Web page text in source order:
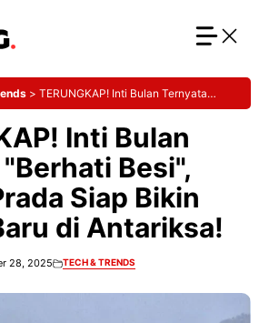
> TERUNGKAP! Inti Bulan Ternyata
Inti Bulan
Besi",
Siap Bikin
di Antariksa!
28, 2025 TECH & TRENDS